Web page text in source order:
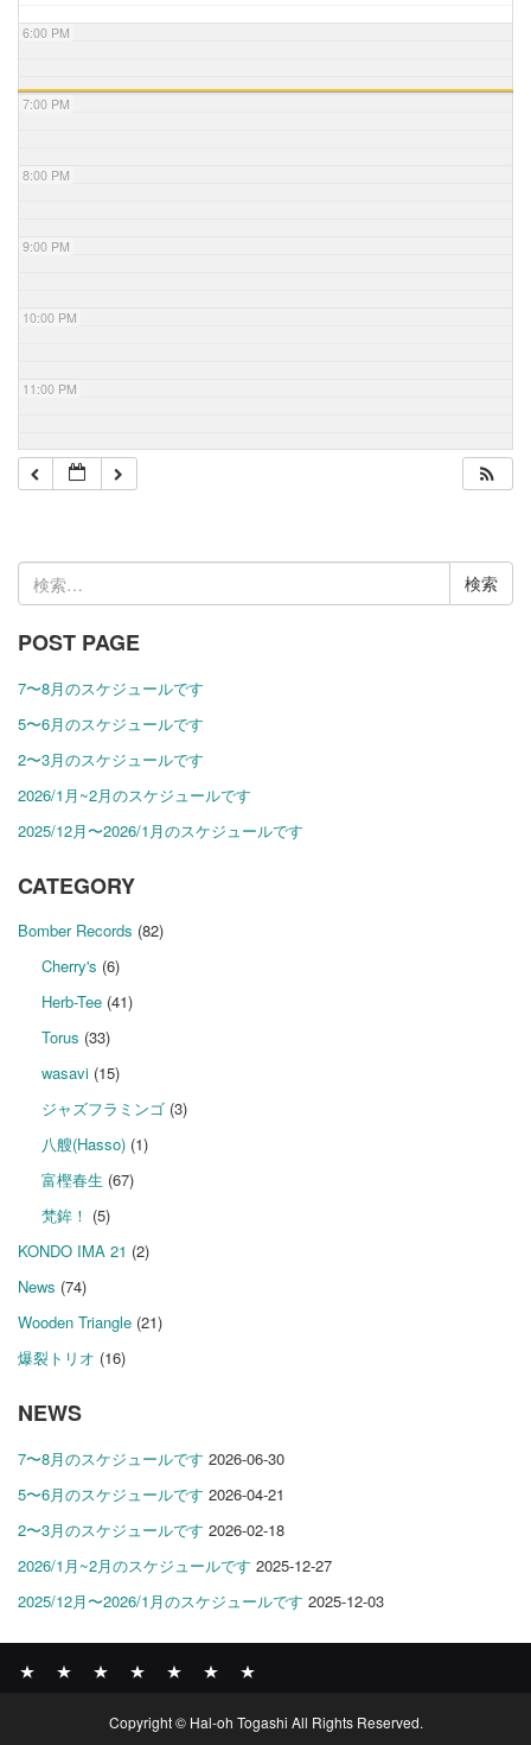
6:00 PM
7:00 PM
8:00 PM
9:00 PM
10:00 PM
11:00 PM
検
索:
POST PAGE
7〜8月のスケジュールです
5〜6月のスケジュールです
2〜3月のスケジュールです
2026/1月~2月のスケジュールです
2025/12月〜2026/1月のスケジュールです
CATEGORY
Bomber Records (82)
Cherry's (6)
Herb-Tee(41)
Torus (33)
wasavi(15)
ジャズフラミンゴ(3)
八艘(Hasso)(1)
富樫春生 (67)
梵鉾！ (5)
KONDO IMA 21 (2)
News (74)
Wooden Triangle (21)
爆裂トリオ (16)
NEWS
7〜8月のスケジュールです 2026-06-30
5〜6月のスケジュールです 2026-04-21
2〜3月のスケジュールです 2026-02-18
2026/1月~2月のスケジュールです 2025-12-27
2025/12月〜2026/1月のスケジュールです 2025-12-03
RECORDS
PROFILE
Copyright © Hal-oh Togashi All Rights Reserved.